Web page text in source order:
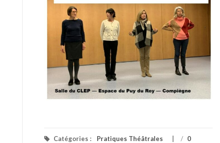
Catégories : Pratiques Théâtrales / 0